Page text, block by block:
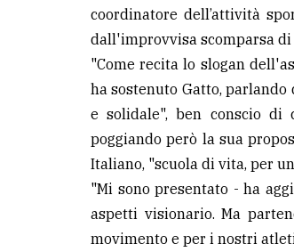
coordinatore dell’attività
dall'improvvisa scomparsa
"Come recita lo slogan
ha sostenuto Gatto,
e solidale", ben conscio di
poggiando però la sua
Italiano, "scuola di vita, per
"Mi sono presentato - ha
aspetti visionario. Ma
movimento e per i nostri